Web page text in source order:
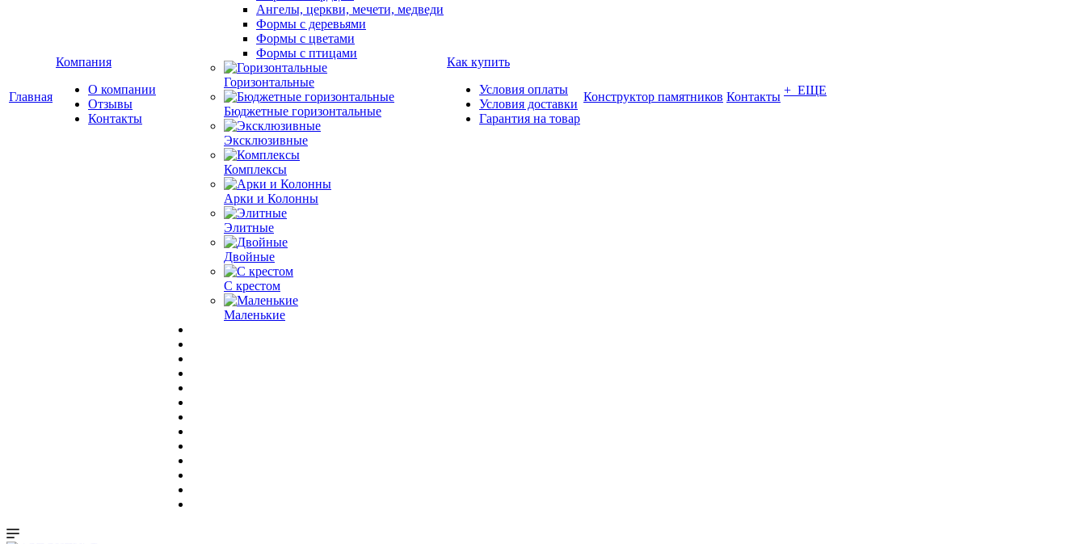
Главная
Компания
О компании
Отзывы
Контакты
Ангелы, церкви, мечети, медведи
Формы с деревьями
Формы с цветами
Формы с птицами
Горизонтальные
Бюджетные горизонтальные
Эксклюзивные
Комплексы
Арки и Колонны
Элитные
Двойные
С крестом
Маленькие
Как купить
Условия оплаты
Условия доставки
Гарантия на товар
Конструктор памятников Контакты + ЕЩЕ